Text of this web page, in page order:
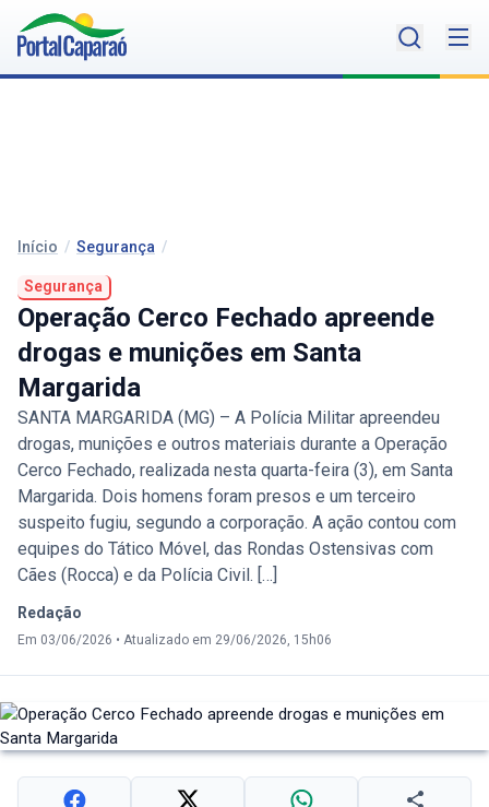
Início / Segurança /
Segurança
Operação Cerco Fechado apreende
drogas e munições em Santa
Margarida
SANTA MARGARIDA (MG) – A Polícia Militar apreendeu
drogas, munições e outros materiais durante a Operação
Cerco Fechado, realizada nesta quarta-feira (3), em Santa
Margarida. Dois homens foram presos e um terceiro
suspeito fugiu, segundo a corporação. A ação contou com
equipes do Tático Móvel, das Rondas Ostensivas com
Cães (Rocca) e da Polícia Civil. […]
Redação
Em 03/06/2026 • Atualizado em 29/06/2026, 15h06